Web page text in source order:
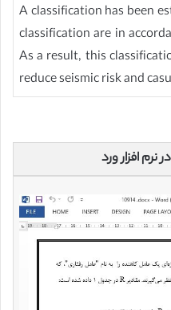
A classification has been
classification are in
As a result, this
reduce seismic risk and
افزار ورد